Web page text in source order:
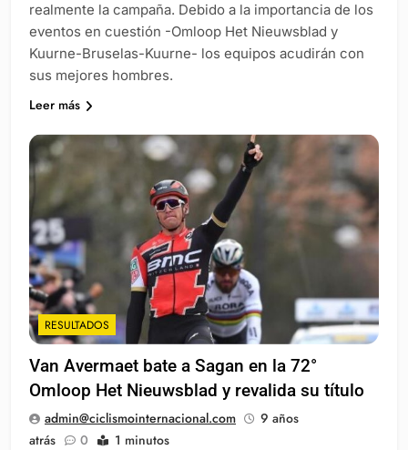
realmente la campaña. Debido a la importancia de los
eventos en cuestión -Omloop Het Nieuwsblad y
Kuurne-Bruselas-Kuurne- los equipos acudirán con
sus mejores hombres.
Leer más
RESULTADOS
Van Avermaet bate a Sagan en la 72°
Omloop Het Nieuwsblad y revalida su título
admin@ciclismointernacional.com
9 años
atrás
0 1 minutos